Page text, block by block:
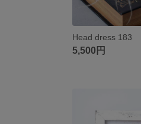
Head dress 183
5,500円